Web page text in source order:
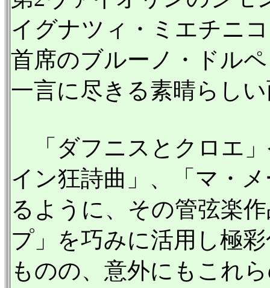
イグナツィ・ミエチニ
首席のブルーノ・ドル
一言に尽きる素晴らし
「ダフニスとクロエ
イン狂詩曲」、「マ・
るように、その管弦楽
プ」を巧みに活用し極
ものの、意外にもこれ